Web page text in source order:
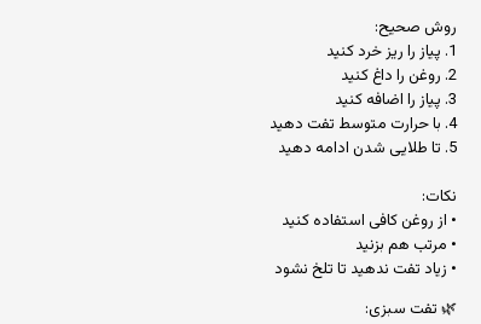
روش صحیح:
1. پیاز را ریز خرد کنید
2. روغن را داغ کنید
3. پیاز را اضافه کنید
4. با حرارت متوسط تفت دهید
5. تا طلایی شدن ادامه دهید
نکات:
• از روغن کافی استفاده کنید
• مرتب هم بزنید
• زیاد تفت ندهید تا تلخ نشود
🌿 تفت سبزی: